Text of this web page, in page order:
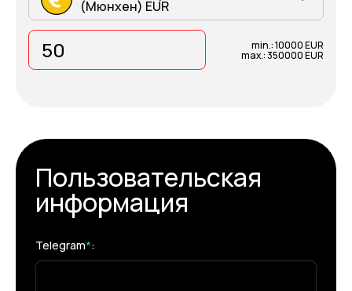
(Мюнхен) EUR
min.: 10000 EUR
max.: 350000 EUR
Пользовательская
информация
Telegram*: